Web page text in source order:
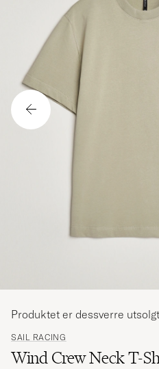
SAIL RACING
Wind Crew Neck T-
Produktet er dessverre